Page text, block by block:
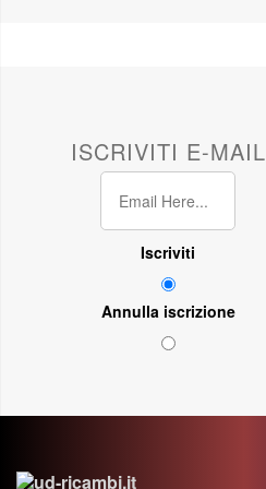
ISCRIVITI E-MAIL
Iscriviti
Annulla iscrizione